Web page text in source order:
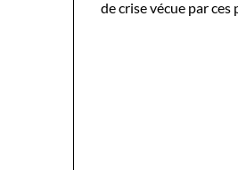
de crise vécue par ces